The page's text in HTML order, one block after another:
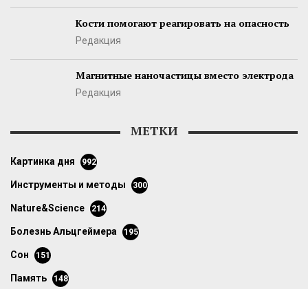
Кости помогают реагировать на опасность
Редакция
Магнитные наночастицы вместо электрода
Редакция
МЕТКИ
картинка дня 992
инструменты и методы 300
Nature&Science 214
болезнь Альцгеймера 195
сон 151
память 148